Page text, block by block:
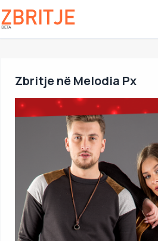
Zbritje në Melodia Px